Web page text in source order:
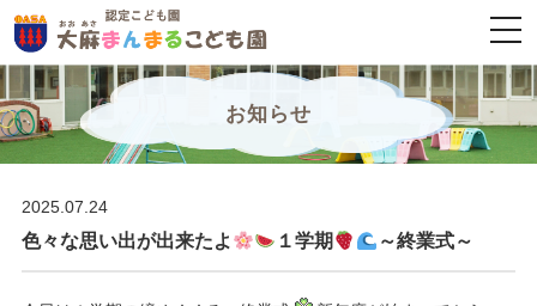
お知らせ
2025.07.24
色々な思い出が出来たよ １学期 ～終業式～